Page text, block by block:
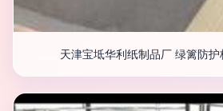
天津宝坻华利纸制品厂 绿篱防